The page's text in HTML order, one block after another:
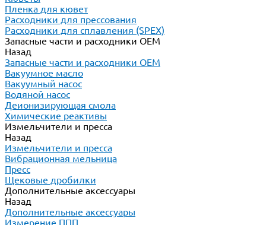
Пленка для кювет
Расходники для прессования
Расходники для сплавления (SPEX)
Запасные части и расходники ОЕМ
Назад
Запасные части и расходники ОЕМ
Вакуумное масло
Вакуумный насос
Водяной насос
Деионизирующая смола
Химические реактивы
Измельчители и пресса
Назад
Измельчители и пресса
Вибрационная мельница
Пресс
Щековые дробилки
Дополнительные аксессуары
Назад
Дополнительные аксессуары
Измерение ППП